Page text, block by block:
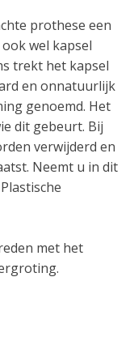
prothese een
wel kapsel
trekt het kapsel
en onnatuurlijk
genoemd. Het
dit gebeurt. Bij
verwijderd en
Neemt u in dit
met het